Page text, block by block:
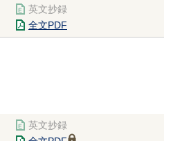
英文抄録
全文PDF
英文抄録